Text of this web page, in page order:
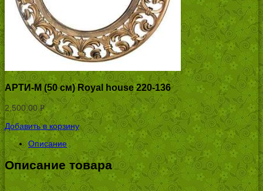
АРТИ-М (50 см) Royal house 220-136
2,500.00Р
УБ.
Добавить в корзину
Описание
Описание товара